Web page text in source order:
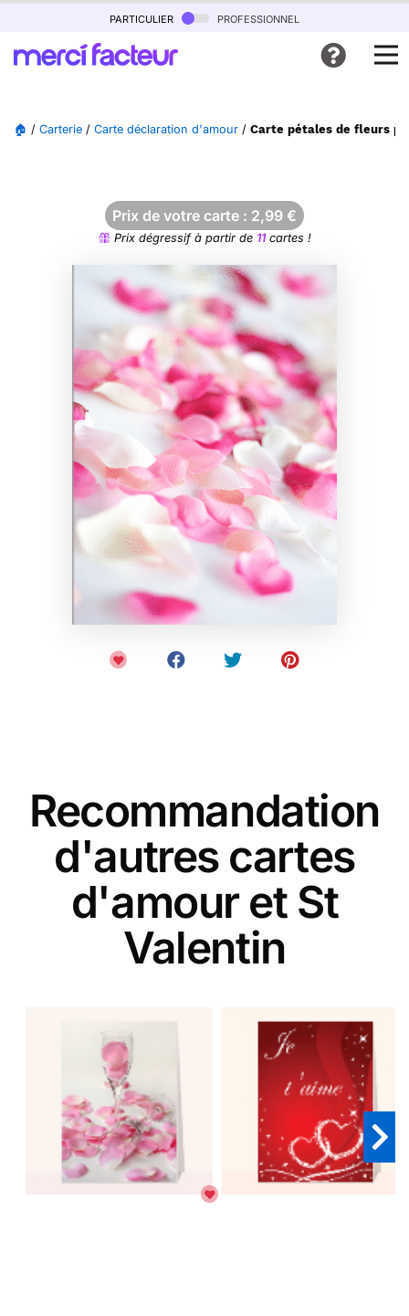
particulier professionnel
🏠 / Carterie / Carte déclaration d'amour / Carte pétales de fleurs
Prix de votre carte : 2,99 €
Prix dégressif à partir de 11cartes !
Recommandation
d'autres cartes
d'amour et St
Valentin